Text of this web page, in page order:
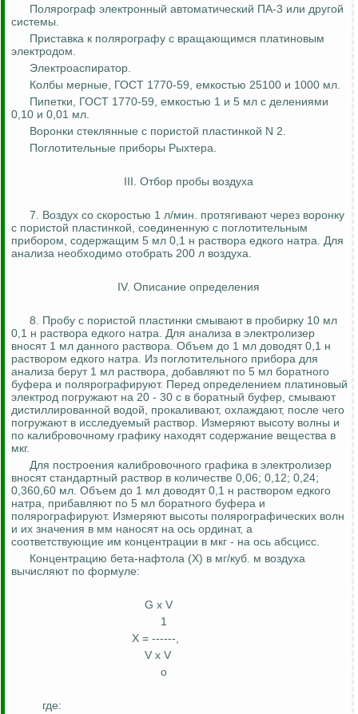
Полярограф электронный автоматический ПА-3 или другой
системы.
Приставка к полярографу с вращающимся платиновым
электродом.
Электроаспиратор.
Колбы мерные, ГОСТ 1770-59, емкостью 25100 и 1000 мл.
Пипетки, ГОСТ 1770-59, емкостью 1 и 5 мл с делениями
0,10 и 0,01 мл.
Воронки стеклянные с пористой пластинкой N 2.
Поглотительные приборы Рыхтера.
III. Отбор пробы воздуха
7. Воздух со скоростью 1 л/мин. протягивают через воронку
с пористой пластинкой, соединенную с поглотительным
прибором, содержащим 5 мл 0,1 н раствора едкого натра. Для
анализа необходимо отобрать 200 л воздуха.
IV. Описание определения
8. Пробу с пористой пластинки смывают в пробирку 10 мл
0,1 н раствора едкого натра. Для анализа в электролизер
вносят 1 мл данного раствора. Объем до 1 мл доводят 0,1 н
раствором едкого натра. Из поглотительного прибора для
анализа берут 1 мл раствора, добавляют по 5 мл боратного
буфера и полярографируют. Перед определением платиновый
электрод погружают на 20 - 30 с в боратный буфер, смывают
дистиллированной водой, прокаливают, охлаждают, после чего
погружают в исследуемый раствор. Измеряют высоту волны и
по калибровочному графику находят содержание вещества в
мкг.
Для построения калибровочного графика в электролизер
вносят стандартный раствор в количестве 0,06; 0,12; 0,24;
0,360,60 мл. Объем до 1 мл доводят 0,1 н раствором едкого
натра, прибавляют по 5 мл боратного буфера и
полярографируют. Измеряют высоты полярографических волн
и их значения в мм наносят на ось ординат, а
соответствующие им концентрации в мкг - на ось абсцисс.
Концентрацию бета-нафтола (Х) в мг/куб. м воздуха
вычисляют по формуле:
G х V
1
Х = ------,
V х V
о
где: